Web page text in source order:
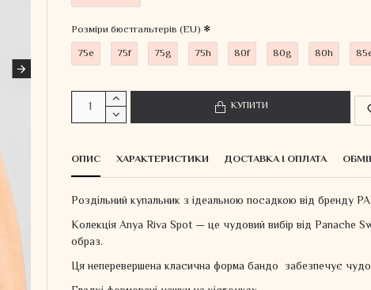
Розміри бюстгальтерів (EU)
75e
75f 75g 75h 80f 80g 80h
КУПИТИ
ОПИС ХАРАКТЕРИСТИКИ ДОСТАВКА І ОПЛАТА
Роздільний купальник з ідеальною посадкою від бренду
Колекція Anya Riva Spot — це чудовий вибір від Panache
образ.
Ця неперевершена класична форма бандо забезпечує